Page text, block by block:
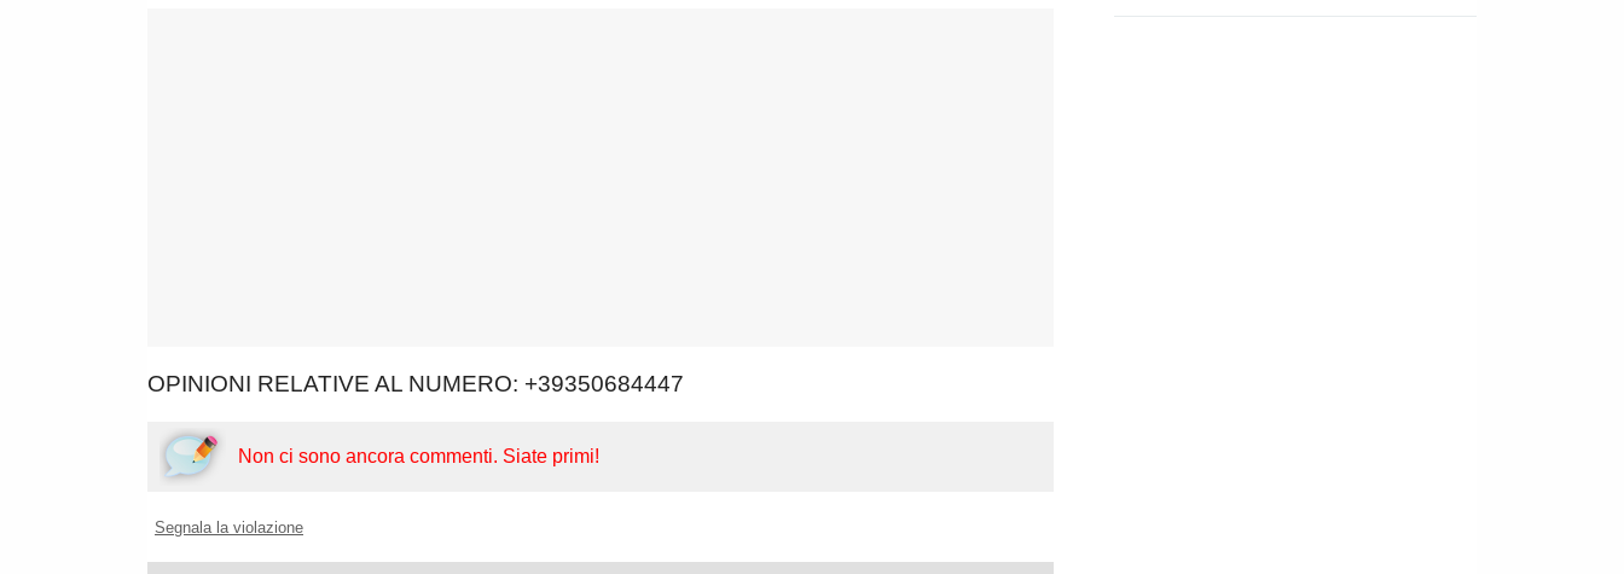
OPINIONI RELATIVE AL NUMERO: +39350684447
Non ci sono ancora commenti. Siate primi!
Segnala la violazione